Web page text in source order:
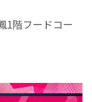
1階フードコー